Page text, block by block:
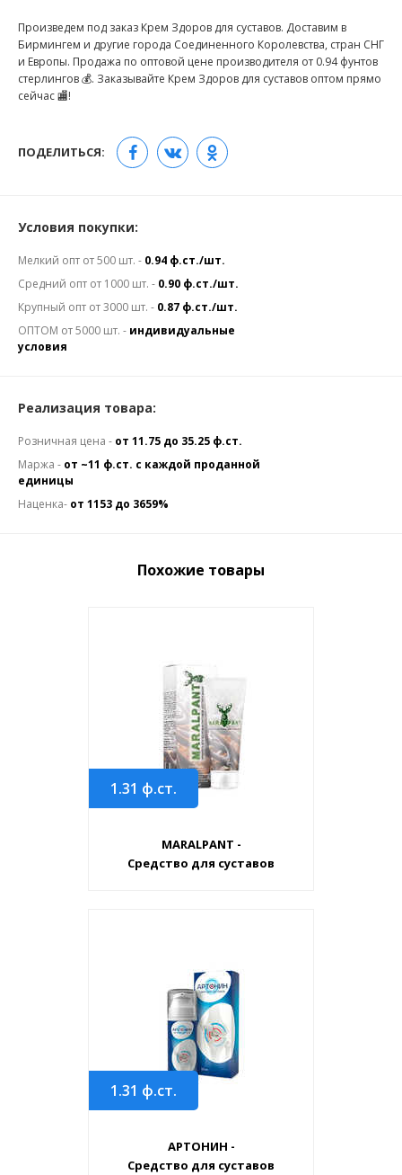
Произведем под заказ Крем Здоров для суставов. Доставим в
Бирмингем и другие города Соединенного Королевства, стран СНГ
и Европы. Продажа по оптовой цене производителя от 0.94 фунтов
стерлингов 💰. Заказывайте Крем Здоров для суставов оптом прямо
сейчас 🏬!
ПОДЕЛИТЬСЯ:
Условия покупки:
Мелкий опт от 500 шт. - 0.94 ф.ст./шт.
Средний опт от 1000 шт. - 0.90 ф.ст./шт.
Крупный опт от 3000 шт. - 0.87 ф.ст./шт.
ОПТОМ от 5000 шт. - индивидуальные
условия
Реализация товара:
Розничная цена - от 11.75 до 35.25 ф.ст.
Маржа - от ~11 ф.ст. с каждой проданной
единицы
Наценка- от 1153 до 3659%
Похожие товары
1.31 ф.ст.
MARALPANT -
Средство для суставов
1.31 ф.ст.
АРТОНИН -
Средство для суставов